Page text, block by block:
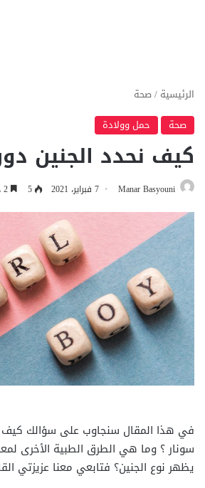
الرئيسية /صحة
صحة
حمل وولادة
كيف نحدد الجنين
Manar Basyouni 7 فبراير، 2021 5
في هذا المقال سنجاوب على سؤالك كيف
سونار ؟ وما هي الطرق الطبية الأخرى
يظهر نوع الجنين؟ فتابعي معنا عزيزتي